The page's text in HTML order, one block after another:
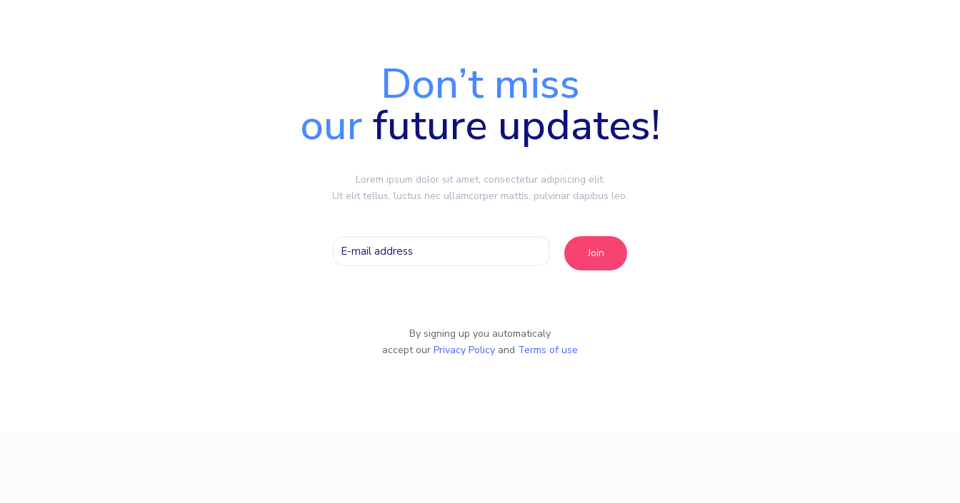
Don’t miss
ourfuture updates!
Lorem ipsum dolor sit amet, consectetur adipiscing elit.
Ut elit tellus, luctus nec ullamcorper mattis, pulvinar dapibus leo.
By signing up you automaticaly
accept our Privacy Policy and Terms of use